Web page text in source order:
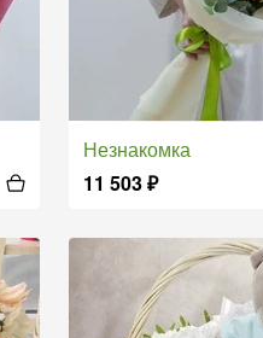
Незнакомка
11 503₽